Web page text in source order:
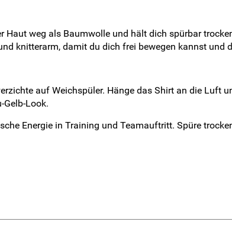
weg als Baumwolle und hält dich spürbar
knitterarm, damit du dich frei bewegen kannst und
auf Weichspüler. Hänge das Shirt an die Luft
Gelb-Look.
Energie in Training und Teamauftritt. Spüre